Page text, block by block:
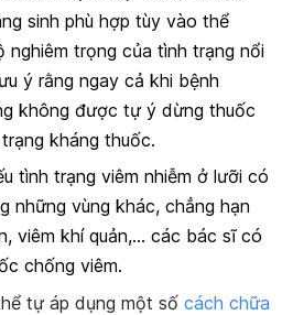
sinh phù hợp tùy vào thể
nghiêm trọng của tình trạng nổi
ý rằng ngay cả khi bệnh
không được tự ý dừng thuốc
kháng thuốc.
tình trạng viêm nhiễm ở lưỡi có
những vùng khác, chẳng hạn
viêm khí quản,… các bác sĩ có
chống viêm.
tự áp dụng một số cách chữa